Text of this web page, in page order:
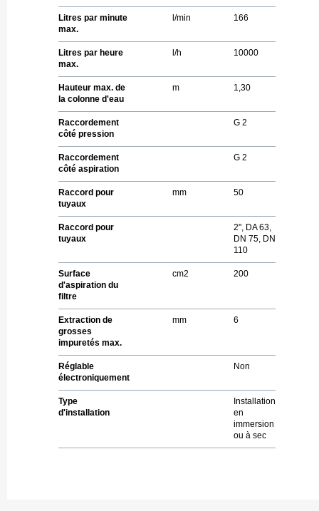
Litres par minute
max.
l/min 166
Litres par heure
max.
l/h 10000
Hauteur max. de
la colonne d'eau
m 1,30
Raccordement
côté pression
G 2
Raccordement
côté aspiration
G 2
Raccord pour
tuyaux
mm 50
Raccord pour
tuyaux
2", DA 63,
DN 75, DN
110
Surface
d'aspiration du
filtre
cm2 200
Extraction de
grosses
impuretés max.
mm 6
Réglable
électroniquement
Non
Type
d'installation
Installation
en
immersion
ou à sec